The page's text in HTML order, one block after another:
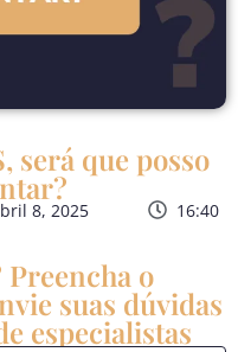
será que posso
8, 2025 16:40
Preencha o
suas dúvidas
especialistas